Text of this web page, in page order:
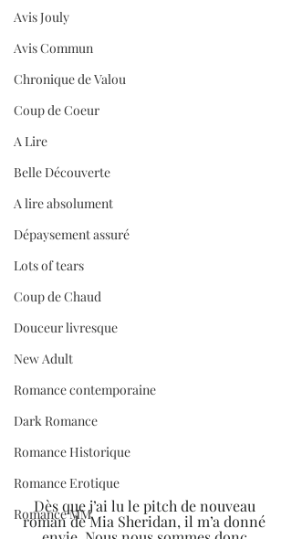
Avis Jouly
Avis Commun
Chronique de Valou
Coup de Coeur
A Lire
Belle Découverte
A lire absolument
Dépaysement assuré
Lots of tears
Coup de Chaud
Douceur livresque
New Adult
Romance contemporaine
Dark Romance
Romance Historique
Romance Erotique
Romance MM
Dès que j’ai lu le pitch de nouveau
roman de Mia Sheridan, il m’a donné